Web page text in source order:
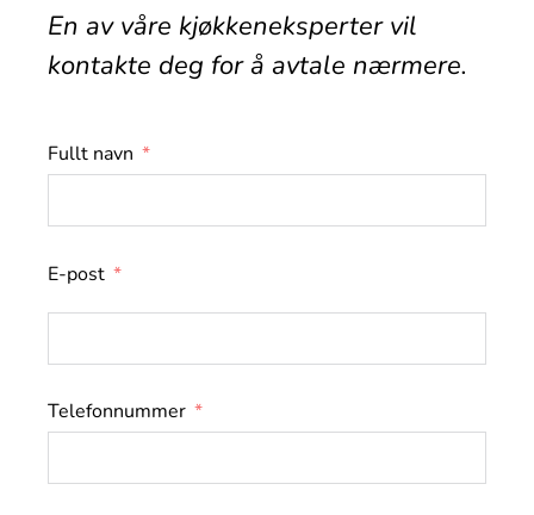
En av våre kjøkkeneksperter vil
kontakte deg for å avtale nærmere.
Fullt navn
E-post
Telefonnummer